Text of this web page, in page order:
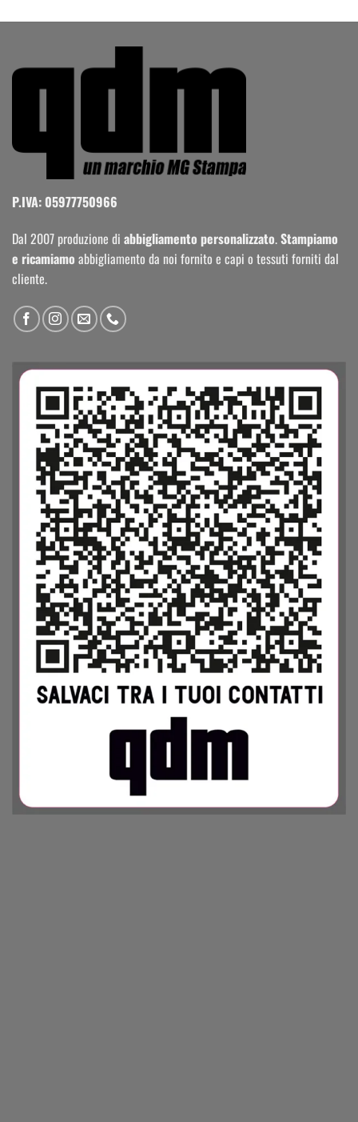
P.IVA: 05977750966
Dal 2007 produzione di abbigliamento personalizzato.Stampiamo
e ricamiamo abbigliamento da noi fornito e capi o tessuti forniti dal
cliente.